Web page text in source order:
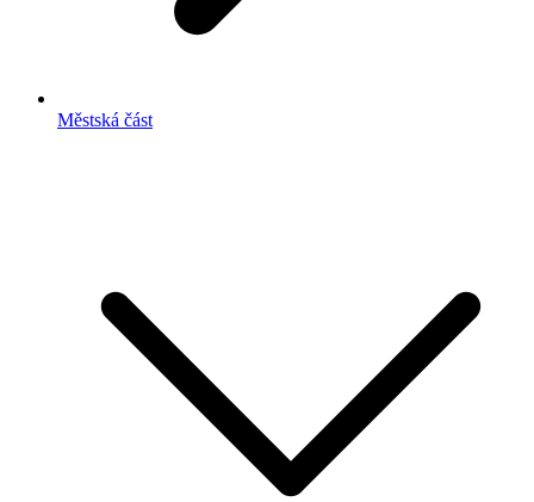
Městská část